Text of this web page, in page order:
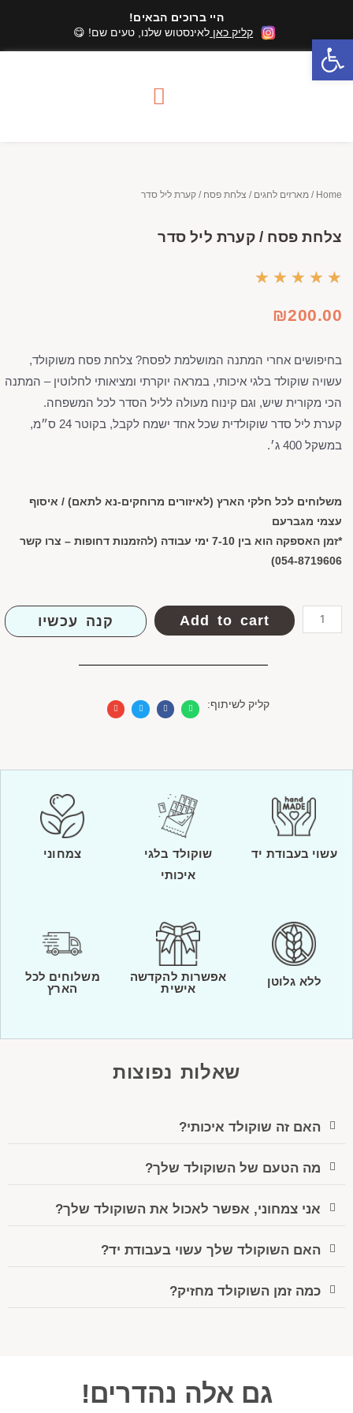
היי ברוכים הבאים!
קליק כאן לאינסטוש שלנו, טעים שם! 😋
Home
/ מארזים לחגים / צלחת פסח / קערת ליל סדר
צלחת פסח / קערת ליל סדר
★
★
★
★
★
₪200.00
בחיפושים אחרי המתנה המושלמת לפסח? צלחת פסח משוקולד,
עשויה שוקולד בלגי איכותי, במראה יוקרתי ומציאותי לחלוטין – המתנה
הכי מקורית שיש, וגם קינוח מעולה לליל הסדר לכל המשפחה.
קערת ליל סדר שוקולדית שכל אחד ישמח לקבל, בקוטר 24 ס״מ,
במשקל 400 ג׳.
משלוחים לכל חלקי הארץ (לאיזורים מרוחקים-נא לתאם) / איסוף
עצמי מגברעם
*זמן האספקה הוא בין 7-10 ימי עבודה (להזמנות דחופות – צרו קשר
054-8719606)
Add to cart קנה עכשיו
קליק לשיתוף:
עשוי בעבודת יד
שוקולד בלגי
איכותי
צמחוני
ללא גלוטן
אפשרות להקדשה
אישית
משלוחים לכל
הארץ
שאלות נפוצות
האם זה שוקולד איכותי?
מה הטעם של השוקולד שלך?
אני צמחוני, אפשר לאכול את השוקולד שלך?
האם השוקולד שלך עשוי בעבודת יד?
כמה זמן השוקולד מחזיק?
גם אלה נהדרים!
פתח סרגל נגישות